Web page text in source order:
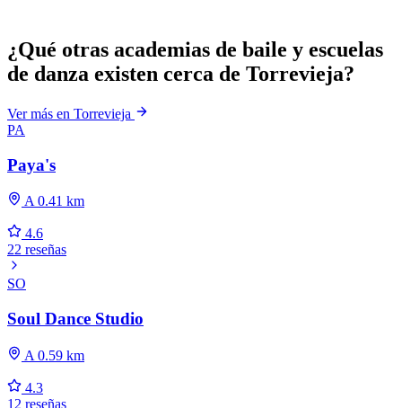
¿Qué otras academias de baile y escuelas
de danza existen cerca de Torrevieja?
Ver más en Torrevieja
PA
Paya's
A 0.41 km
4.6
22 reseñas
SO
Soul Dance Studio
A 0.59 km
4.3
12 reseñas